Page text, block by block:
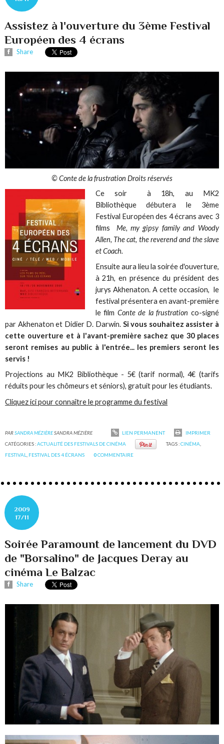
Assistez à l'ouverture du 3ème Festival
Européen des 4 écrans
Share
© Conte de la frustration Droits réservés
Ce soir à 18h, au MK2
Bibliothèque débutera le 3ème
Festival Européen des 4 écrans avec 3
films Me, my gipsy family and Woody
Allen, The cat, the reverend and the slave
et Coach.
Ensuite aura lieu la soirée d'ouverture,
à 21h, en présence du président des
jurys Akhenaton. A cette occasion, le
festival présentera en avant-première
le film Conte de la frustration co-signé
par Akhenaton et Didier D. Darwin. Si vous souhaitez assister à
cette ouverture et à l'avant-première sachez que 30 places
seront remises au public à l'entrée... les premiers seront les
servis !
Projections au MK2 Bibliothèque - 5€ (tarif normal), 4€ (tarifs
réduits pour les chômeurs et séniors), gratuit pour les étudiants.
Cliquez ici pour connaître le programme du festival
PARSANDRA MÉZIÈRESANDRA MÉZIÈRE LIEN PERMANENT
IMPRIMER
CATÉGORIES :ACTUALITÉ DES FESTIVALS DE CINÉMA TAGS :CINÉMA
FESTIVAL
FESTIVAL DES 4 ÉCRANS 0COMMENTAIRE
2009
17/11
Soirée Paramount de lancement du DVD
de "Borsalino" de Jacques Deray au
cinéma Le Balzac
Share